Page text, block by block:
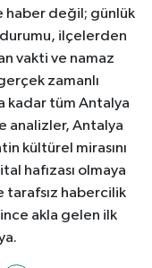
haber değil; günlük
durumu, ilçelerden
vakti ve namaz
zamanlı
kadar tüm Antalya
analizler, Antalya
kültürel mirasını
hafızası olmaya
tarafsız habercilik
akla gelen ilk